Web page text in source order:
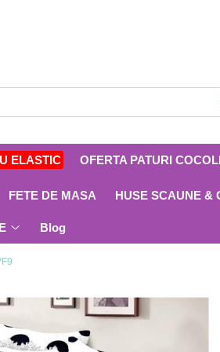
ELASTIC OFERTA PATURI
FETE DE MASA HUSE SCAUNE &
Blog